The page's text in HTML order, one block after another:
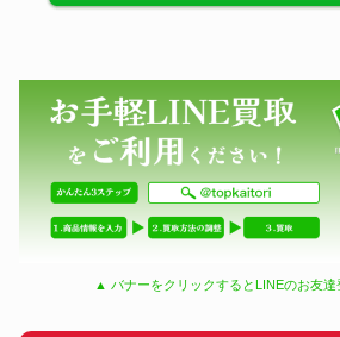
▲ バナーをクリックするとLINEのお友達